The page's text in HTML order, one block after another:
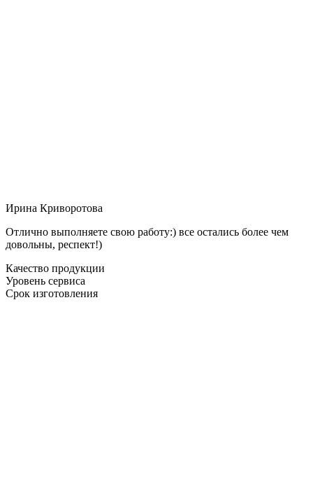
Ирина Криворотова
Отлично выполняете свою работу:) все остались более чем
довольны, респект!)
Качество продукции
Уровень сервиса
Срок изготовления